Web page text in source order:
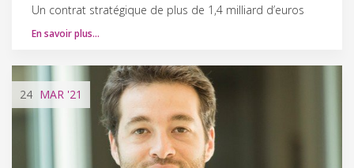
Un contrat stratégique de plus de 1,4 milliard d’euros
En savoir plus…
24 MAR '21